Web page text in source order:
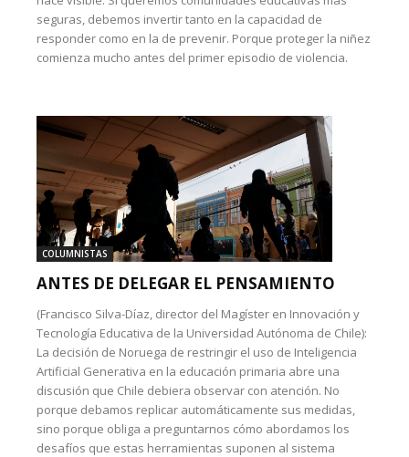
seguras, debemos invertir tanto en la capacidad de
responder como en la de prevenir. Porque proteger la niñez
comienza mucho antes del primer episodio de violencia.
COLUMNISTAS
ANTES DE DELEGAR EL PENSAMIENTO
(Francisco Silva-Díaz, director del Magíster en Innovación y
Tecnología Educativa de la Universidad Autónoma de Chile):
La decisión de Noruega de restringir el uso de Inteligencia
Artificial Generativa en la educación primaria abre una
discusión que Chile debiera observar con atención. No
porque debamos replicar automáticamente sus medidas,
sino porque obliga a preguntarnos cómo abordamos los
desafíos que estas herramientas suponen al sistema